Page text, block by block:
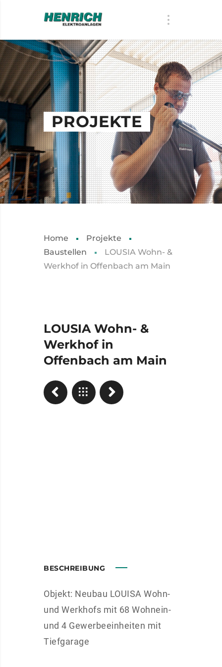
PROJEKTE
Home
Projekte
Baustellen
LOUSIA Wohn- &
Werkhof in Offenbach am Main
LOUSIA Wohn- &
Werkhof in
Offenbach am Main
BESCHREIBUNG
Objekt: Neubau LOUISA Wohn-
und Werkhofs mit 68 Wohnein-
und 4 Gewerbeeinheiten mit
Tiefgarage